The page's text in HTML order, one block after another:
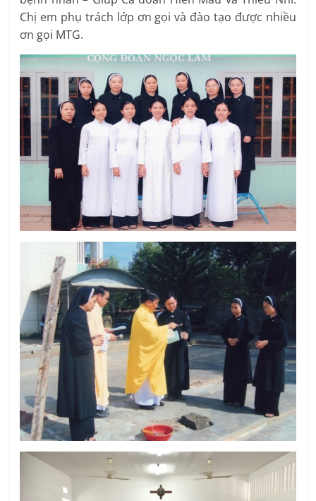
Chị em phụ trách lớp ơn gọi và đào tạo được nhiều
ơn gọi MTG.